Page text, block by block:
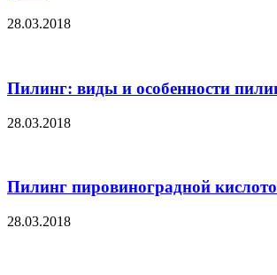
28.03.2018
Пилинг: виды и особенности
28.03.2018
Пилинг пировиноградной
28.03.2018